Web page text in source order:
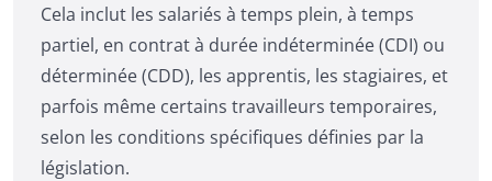
Cela inclut les salariés à temps plein, à temps
partiel, en contrat à durée indéterminée (CDI) ou
déterminée (CDD), les apprentis, les stagiaires, et
parfois même certains travailleurs temporaires,
selon les conditions spécifiques définies par la
législation.